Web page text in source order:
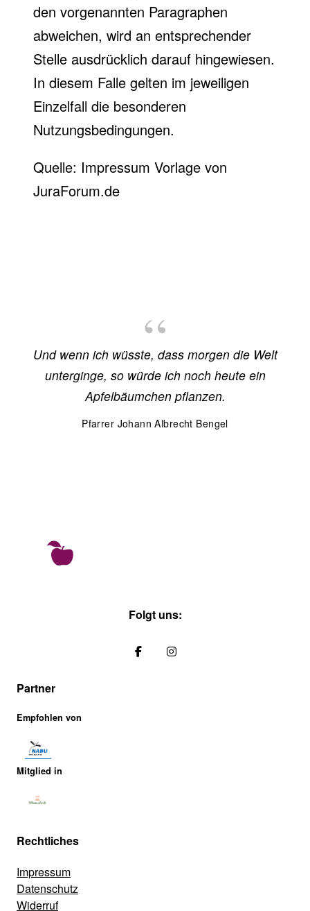
den vorgenannten Paragraphen
abweichen, wird an entsprechender
Stelle ausdrücklich darauf hingewiesen.
In diesem Falle gelten im jeweiligen
Einzelfall die besonderen
Nutzungsbedingungen.
Quelle: Impressum Vorlage von
JuraForum.de
Und wenn ich wüsste, dass morgen die Welt
unterginge, so würde ich noch heute ein
Apfelbäumchen pflanzen.
Pfarrer Johann Albrecht Bengel
Folgt uns:
Partner
Empfohlen von
Mitglied in
Rechtliches
Impressum
Datenschutz
Widerruf